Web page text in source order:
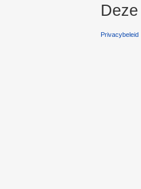
Privacybeleid